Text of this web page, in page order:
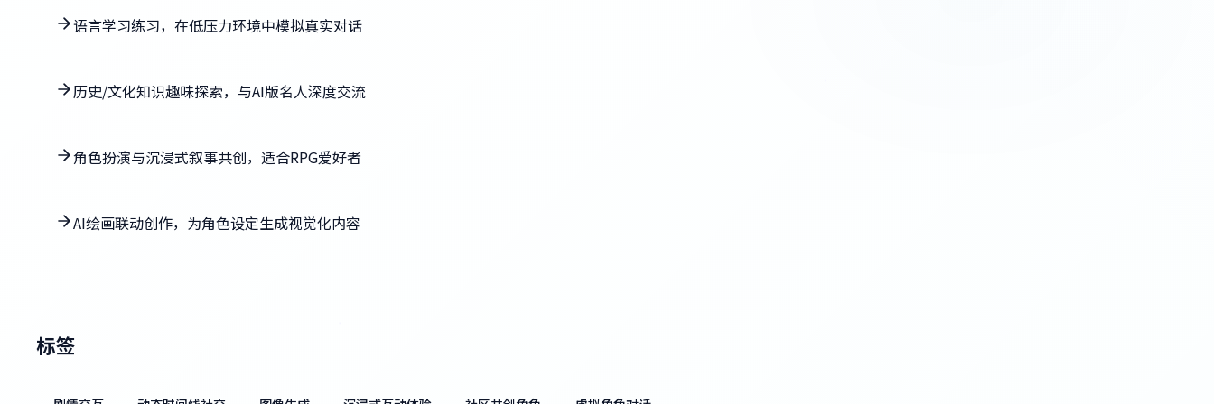
语言学习练习，在低压力环境中模拟真实对话
历史/文化知识趣味探索，与AI版名人深度交流
角色扮演与沉浸式叙事共创，适合RPG爱好者
AI绘画联动创作，为角色设定生成视觉化内容
标签